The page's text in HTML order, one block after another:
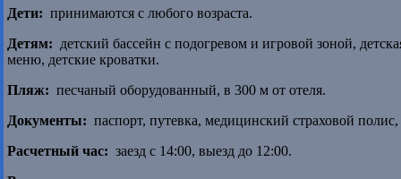
Дети: принимаются с любого возраста.
Детям: детский бассейн с подогревом и игровой зоной,
меню, детские кроватки.
Пляж: песчаный оборудованный, в 300 м от отеля.
Документы: паспорт, путевка, медицинский страховой
Расчетный час: заезд с 14:00, выезд до 12:00.